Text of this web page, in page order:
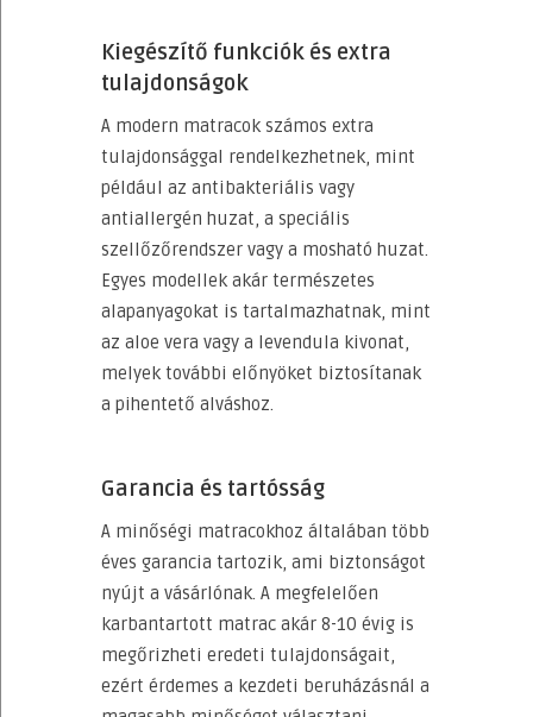
Kiegészítő funkciók és extra
tulajdonságok
A modern matracok számos extra
tulajdonsággal rendelkezhetnek, mint
például az antibakteriális vagy
antiallergén huzat, a speciális
szellőzőrendszer vagy a mosható huzat.
Egyes modellek akár természetes
alapanyagokat is tartalmazhatnak, mint
az aloe vera vagy a levendula kivonat,
melyek további előnyöket biztosítanak
a pihentető alváshoz.
Garancia és tartósság
A minőségi matracokhoz általában több
éves garancia tartozik, ami biztonságot
nyújt a vásárlónak. A megfelelően
karbantartott matrac akár 8-10 évig is
megőrizheti eredeti tulajdonságait,
ezért érdemes a kezdeti beruházásnál a